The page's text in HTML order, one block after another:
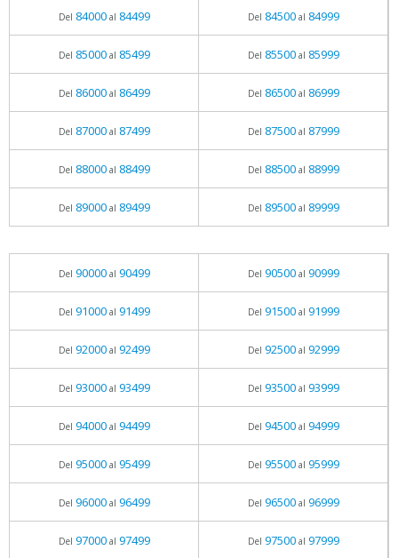
Del 84000al 84499 Del 84500al 84999
Del 85000al 85499 Del 85500al 85999
Del 86000al 86499 Del 86500al 86999
Del 87000al 87499 Del 87500al 87999
Del 88000al 88499 Del 88500al 88999
Del 89000al 89499 Del 89500al 89999
Del 90000al 90499 Del 90500al 90999
Del 91000al 91499 Del 91500al 91999
Del 92000al 92499 Del 92500al 92999
Del 93000al 93499 Del 93500al 93999
Del 94000al 94499 Del 94500al 94999
Del 95000al 95499 Del 95500al 95999
Del 96000al 96499 Del 96500al 96999
Del 97000al 97499 Del 97500al 97999